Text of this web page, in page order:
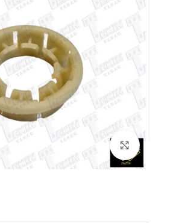
برای بزرگنمایی کلیک کنید